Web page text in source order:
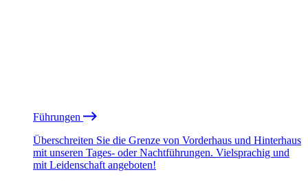
Führungen
Überschreiten Sie die Grenze von Vorderhaus und Hinterhaus
mit unseren Tages- oder Nachtführungen. Vielsprachig und
mit Leidenschaft angeboten!